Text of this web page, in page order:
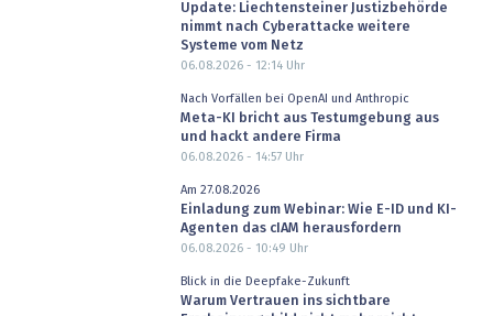
Update: Liechtensteiner Justizbehörde
nimmt nach Cyberattacke weitere
Systeme vom Netz
06.08.2026 - 12:14Uhr
Nach Vorfällen bei OpenAI und Anthropic
Meta-KI bricht aus Testumgebung aus
und hackt andere Firma
06.08.2026 - 14:57Uhr
Am 27.08.2026
Einladung zum Webinar: Wie E-ID und KI-
Agenten das cIAM herausfordern
06.08.2026 - 10:49 Uhr
Blick in die Deepfake-Zukunft
Warum Vertrauen ins sichtbare